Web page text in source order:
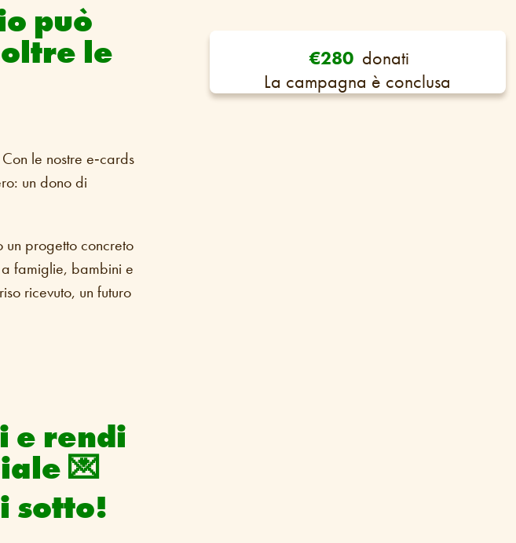
€280 donati
La campagna è conclusa
può
le
le nostre e‑cards
un dono di
un progetto concreto
famiglie, bambini e
ricevuto, un futuro
e rendi
💌
sotto!